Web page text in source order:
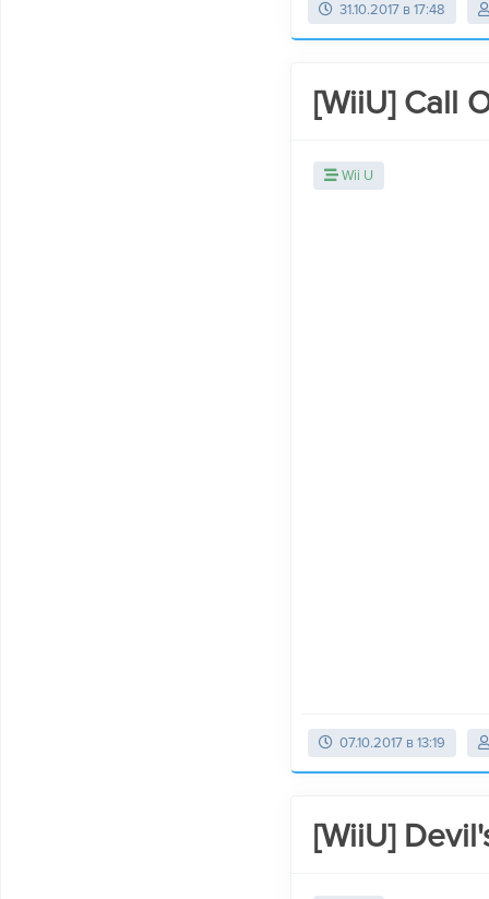
31.10.2017 в 17:48
[WiiU] Call
Wii U
07.10.2017 в 13:19
[WiiU]